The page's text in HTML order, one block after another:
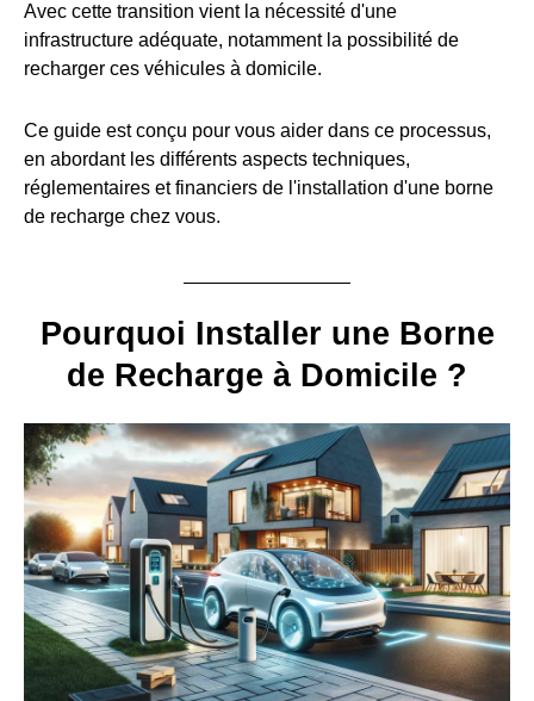
Avec cette transition vient la nécessité d'une
infrastructure adéquate, notamment la possibilité de
recharger ces véhicules à domicile.
Ce guide est conçu pour vous aider dans ce processus,
en abordant les différents aspects techniques,
réglementaires et financiers de l'installation d'une borne
de recharge chez vous.
Pourquoi Installer une Borne
de Recharge à Domicile ?